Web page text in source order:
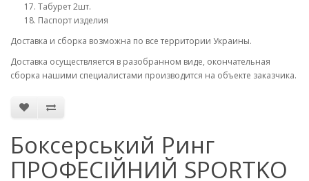
Табурет 2шт.
Паспорт изделия
Доставка и сборка возможна по все территории Украины.
Доставка осуществляется в разобранном виде, окончательная
сборка нашими специалистами производится на объекте заказчика.
Боксерський Ринг
ПРОФЕСІЙНИЙ SPORTKO